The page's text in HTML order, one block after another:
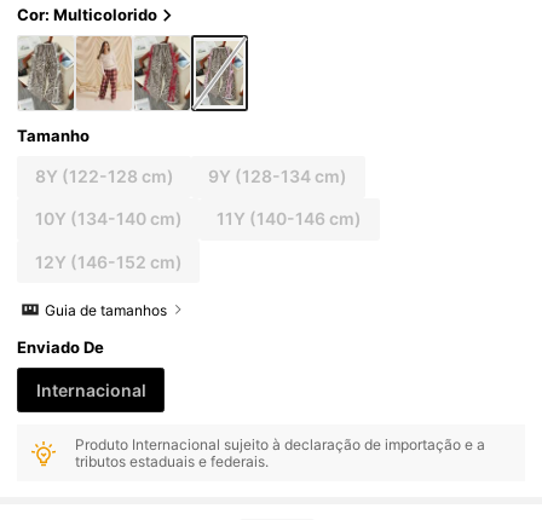
Cor: Multicolorido
Tamanho
8Y (122-128 cm) 9Y (128-134 cm)
10Y (134-140 cm) 11Y (140-146 cm)
12Y (146-152 cm)
Guia de tamanhos
Enviado De
Internacional
Produto Internacional sujeito à declaração de importação e a
tributos estaduais e federais.